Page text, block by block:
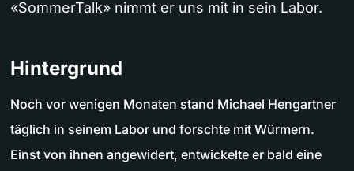
«SommerTalk» nimmt er uns mit in sein Labor.
Hintergrund
Noch vor wenigen Monaten stand Michael Hengartner
täglich in seinem Labor und forschte mit Würmern.
Einst von ihnen angewidert, entwickelte er bald eine